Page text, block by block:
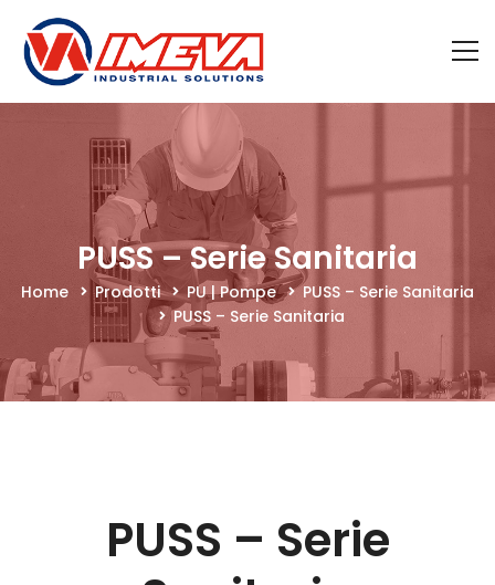
PUSS – Serie Sanitaria
Home Prodotti PU | Pompe
PUSS – Serie Sanitaria
PUSS – Serie Sanitaria
PUSS – Serie